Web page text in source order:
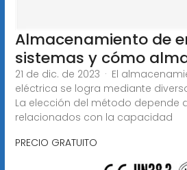
Almacenamiento de
sistemas y cómo
21 de dic. de 2023 · El
eléctrica se logra mediante
La elección del método depende
relacionados con la capacidad
PRECIO GRATUITO